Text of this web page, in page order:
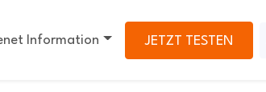
Information JETZT TESTEN